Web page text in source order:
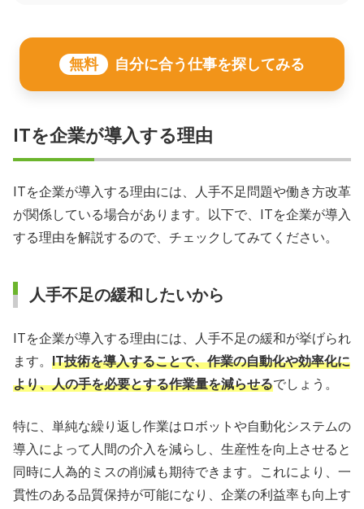
無料 自分に合う仕事を探してみる
ITを企業が導入する理由
ITを企業が導入する理由には、人手不足問題や働き方改革
が関係している場合があります。以下で、ITを企業が導入
する理由を解説するので、チェックしてみてください。
人手不足の緩和したいから
ITを企業が導入する理由には、人手不足の緩和が挙げられ
ます。 IT技術を導入することで、作業の自動化や効率化に
より、人の手を必要とする作業量を減らせるでしょう。
特に、単純な繰り返し作業はロボットや自動化システムの
導入によって人間の介入を減らし、生産性を向上させると
同時に人為的ミスの削減も期待できます。これにより、一
貫性のある品質保持が可能になり、企業の利益率も向上す